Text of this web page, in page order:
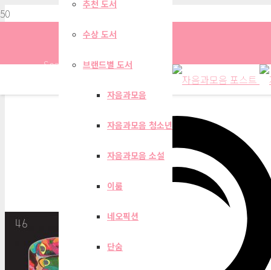
Search
추천 도서
수상 도서
브랜드별 도서
자음과모음
자음과모음 청소년
자음과모음 소설
이룸
네오픽션
단숨
자음과모음 계간지